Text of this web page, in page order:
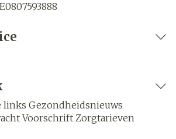
links Gezondheidsnieuws
Voorschrift Zorgtarieven